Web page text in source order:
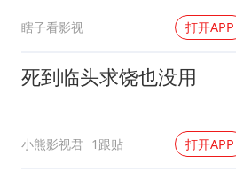
瞎子看影视 打开APP
死到临头求饶也没用
小熊影视君 1跟贴 打开APP